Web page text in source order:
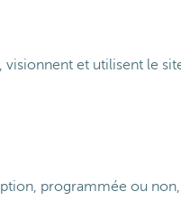
et utilisent le
programmée ou